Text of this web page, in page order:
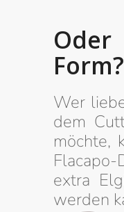
Form?
Wer
dem
möchte,
extra
werden